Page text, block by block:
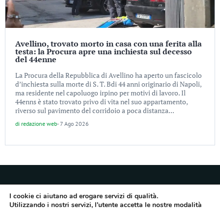
Avellino, trovato morto in casa con una ferita alla
testa: la Procura apre una inchiesta sul decesso
del 44enne
La Procura della Repubblica di Avellino ha aperto un fascicolo
d’inchiesta sulla morte di S. T. Bdi 44 anni originario di Napoli,
ma residente nel capoluogo irpino per motivi di lavoro. Il
44enns è stato trovato privo di vita nel suo appartamento,
riverso sul pavimento del corridoio a poca distanza...
di redazione web-7 Ago 2026
I cookie ci aiutano ad erogare servizi di qualità.
Utilizzando i nostri servizi, l'utente accetta le nostre modalità